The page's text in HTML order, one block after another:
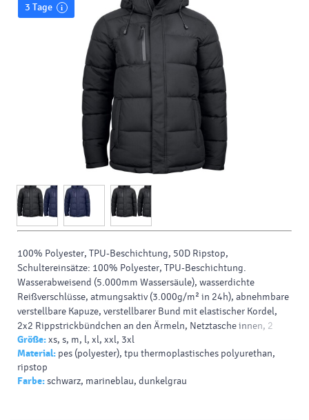
3 Tage
100% Polyester, TPU-Beschichtung, 50D Ripstop,
Schultereinsätze: 100% Polyester, TPU-Beschichtung.
Wasserabweisend (5.000mm Wassersäule), wasserdichte
Reißverschlüsse, atmungsaktiv (3.000g/m² in 24h), abnehmbare
verstellbare Kapuze, verstellbarer Bund mit elastischer Kordel,
2x2 Rippstrickbündchen an den Ärmeln, Netztasche innen, 2
Seitentaschen und 1 Brusttasche mit Reißverschluss,
Veredelungszugang, 40° waschbar, nicht bügeln,
trocknergeeignet bei niedriger Temperatur, nicht chemisch
reinigen.
Größe:xs, s, m, l, xl, xxl, 3xl
Material: pes (polyester), tpu thermoplastisches polyurethan,
ripstop
Farbe:schwarz, marineblau, dunkelgrau